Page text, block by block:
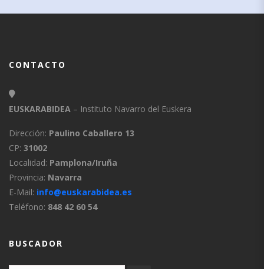
CONTACTO
EUSKARABIDEA – Instituto Navarro del Euskera
Dirección: Paulino Caballero 13
CP: 31002
Localidad: Pamplona/Iruña
Provincia: Navarra
E-Mail: info@euskarabidea.es
Teléfono: 848 42 60 54
BUSCADOR